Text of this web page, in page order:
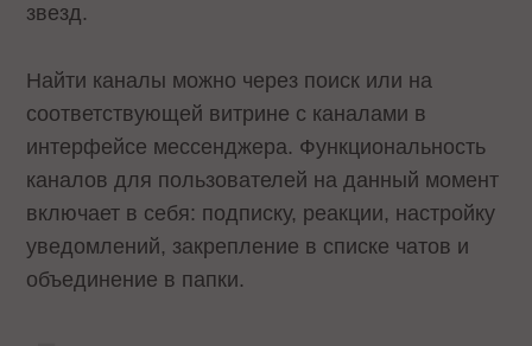
звезд.
Найти каналы можно через поиск или на
соответствующей витрине с каналами в
интерфейсе мессенджера. Функциональность
каналов для пользователей на данный момент
включает в себя: подписку, реакции, настройку
уведомлений, закрепление в списке чатов и
объединение в папки.